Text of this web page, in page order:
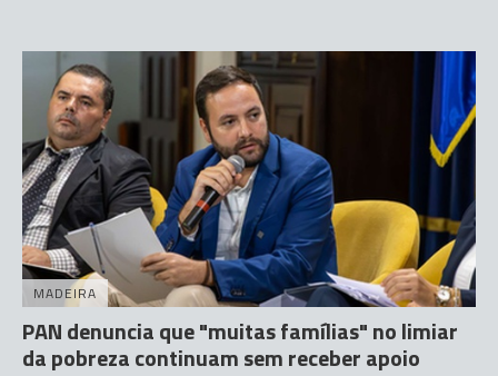
MADEIRA
PAN denuncia que "muitas famílias" no limiar
da pobreza continuam sem receber apoio